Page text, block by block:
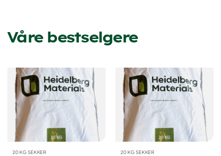
Våre bestselgere
20 KG SEKKER 20 KG SEKKER